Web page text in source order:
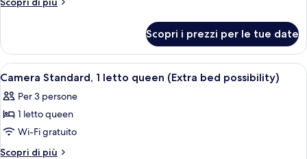
letto
Superior,
letto
Scopri i prezzi per le tue date
Apri
tutte
le
foto
per
Camera
Biancheria da letto ipoallergenica,
5
Camera Standard, 1 letto queen (Extra bed possibility)
Per 3 persone
1 letto queen
Wi-Fi gratuito
Scopri di più
Altri